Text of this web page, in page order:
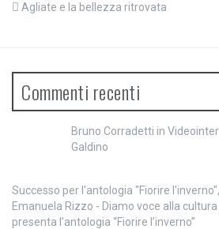
Agliate e la bellezza ritrovata
Commenti recenti
Bruno Corradetti in
Galdino
Successo per l'antologia "Fiorire
Emanuela Rizzo - Diamo voce alla cultura
presenta l’antologia “Fiorire l’inverno”